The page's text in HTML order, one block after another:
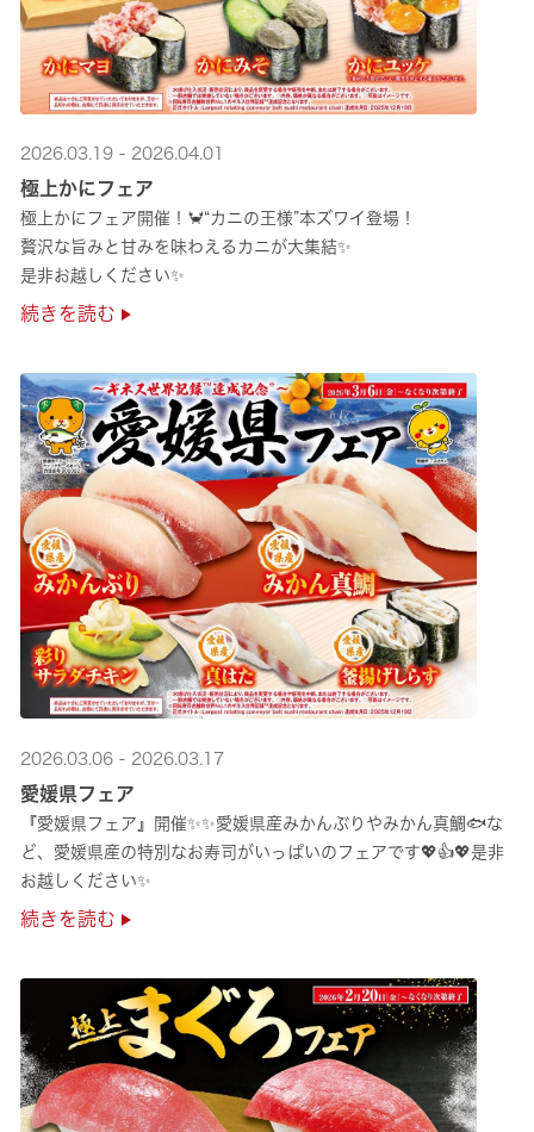
2026.03.19 - 2026.04.01
極上かにフェア
極上かにフェア開催！🦀“カニの王様”本ズワイ登場！
贅沢な旨みと甘みを味わえるカニが大集結✨
是非お越しください✨
続きを読む
2026.03.06 - 2026.03.17
愛媛県フェア
『愛媛県フェア』開催✨✨愛媛県産みかんぶりやみかん真鯛🐟な
ど、愛媛県産の特別なお寿司がいっぱいのフェアです💖👍💖是非
お越しください✨
続きを読む